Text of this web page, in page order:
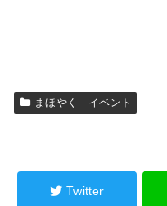
まほやく イベント
Twitter